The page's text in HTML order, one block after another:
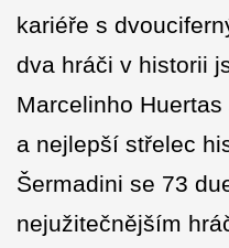
kariéře s
dva hráči v historii
Marcelinho
a nejlepší střelec
Šermadini se 73
nejužitečnějším